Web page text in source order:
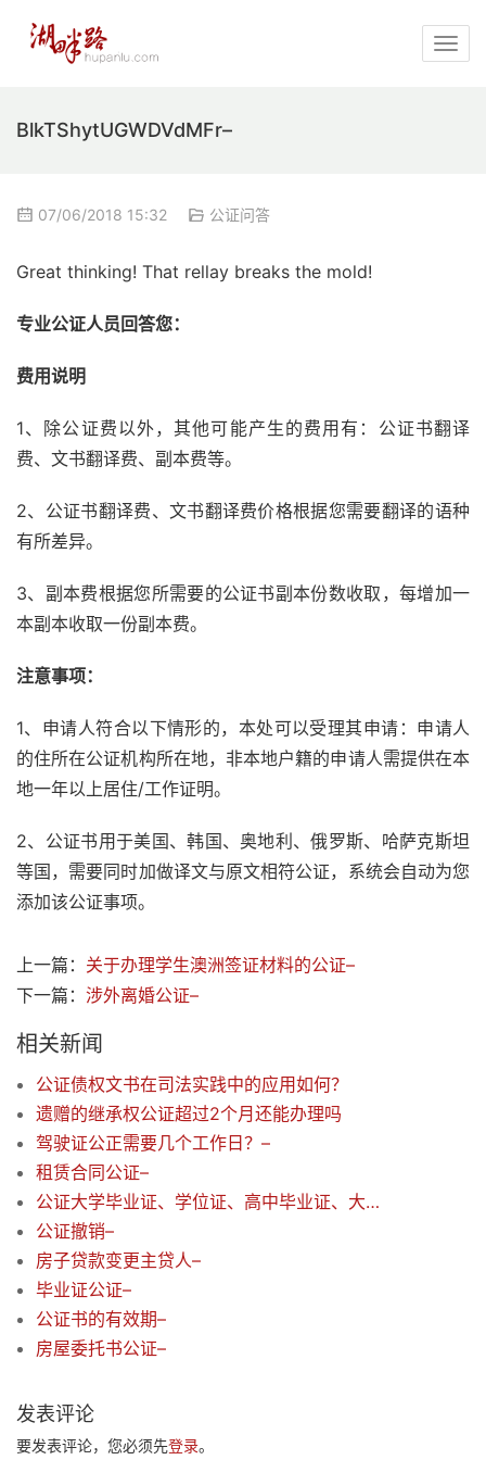
BlkTShytUGWDVdMFr–
07/06/2018 15:32 公证问答
Great thinking! That rellay breaks the mold!
专业公证人员回答您：
费用说明
1、除公证费以外，其他可能产生的费用有：公证书翻译
费、文书翻译费、副本费等。
2、公证书翻译费、文书翻译费价格根据您需要翻译的语种
有所差异。
3、副本费根据您所需要的公证书副本份数收取，每增加一
本副本收取一份副本费。
注意事项：
1、申请人符合以下情形的，本处可以受理其申请：申请人
的住所在公证机构所在地，非本地户籍的申请人需提供在本
地一年以上居住/工作证明。
2、公证书用于美国、韩国、奥地利、俄罗斯、哈萨克斯坦
等国，需要同时加做译文与原文相符公证，系统会自动为您
添加该公证事项。
上一篇： 关于办理学生澳洲签证材料的公证–
下一篇： 涉外离婚公证–
相关新闻
公证债权文书在司法实践中的应用如何？
遗赠的继承权公证超过2个月还能办理吗
驾驶证公正需要几个工作日？–
租赁合同公证–
公证大学毕业证、学位证、高中毕业证、大学成绩单、高考成绩、会考合格证
公证撤销–
房子贷款变更主贷人–
毕业证公证–
公证书的有效期–
房屋委托书公证–
发表评论
要发表评论，您必须先登录。